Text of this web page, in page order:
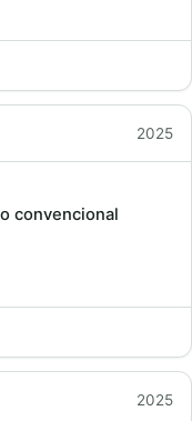
2025
convencional
2025